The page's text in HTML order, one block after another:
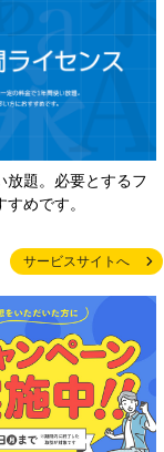
放題。必要とするフ
めです。
サービスサイトへ